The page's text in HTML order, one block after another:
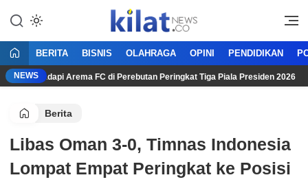
KilatNews.co
Mencerdaskan Anak Bangsa
BERITA BISNIS OLAHRAGA OPINI PENDIDIKAN
NEWS
Hadapi Arema FC di Perebutan Peringkat Tiga Piala Presiden 2026
Berita
Libas Oman 3-0, Timnas Indonesia
Lompat Empat Peringkat ke Posisi